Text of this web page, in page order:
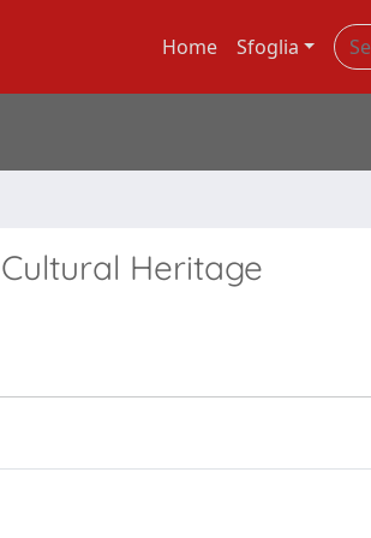
Home Sfoglia
Heritage